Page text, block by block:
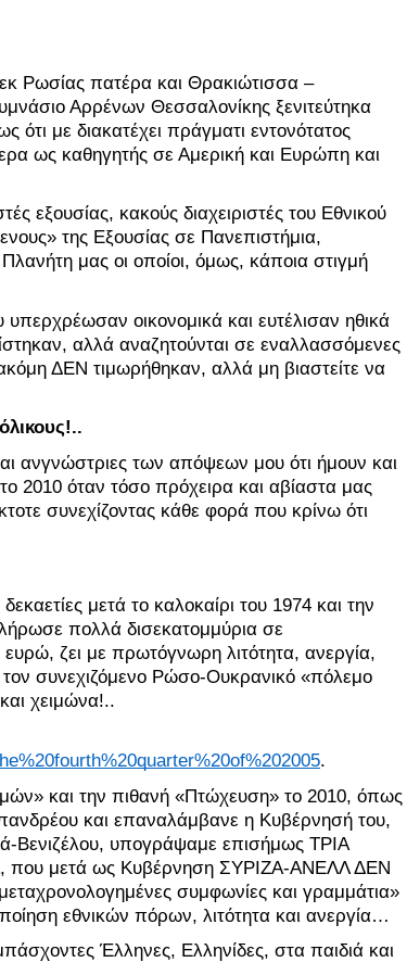
Ρωσίας πατέρα και Θρακιώτισσα –
Αρρένων Θεσσαλονίκης ξενιτεύτηκα
με διακατέχει πράγματι εντονότατος
ως καθηγητής σε Αμερική και Ευρώπη και
εξουσίας, κακούς διαχειριστές του Εθνικού
της Εξουσίας σε Πανεπιστήμια,
μας οι οποίοι, όμως, κάποια στιγμή
οικονομικά και ευτέλισαν ηθικά
αλλά αναζητούνται σε εναλλασσόμενες
ΔΕΝ τιμωρήθηκαν, αλλά μη βιαστείτε να
ανγνώστριες των απόψεων μου ότι ήμουν και
2010 όταν τόσο πρόχειρα και αβίαστα μας
συνεχίζοντας κάθε φορά που κρίνω ότι
μετά το καλοκαίρι του 1974 και την
πολλά δισεκατομμύρια σε
ευρώ, ζει με πρωτόγνωρη λιτότητα, ανεργία,
τον συνεχιζόμενο Ρώσο-Ουκρανικό «πόλεμο
χειμώνα!..
.
και την πιθανή «Πτώχευση» το 2010, όπως
και επαναλάμβανε η Κυβέρνησή του,
Βενιζέλου, υπογράψαμε επισήμως ΤΡΙΑ
που μετά ως Κυβέρνηση ΣΥΡΙΖΑ-ΑΝΕΛΛ ΔΕΝ
συμφωνίες και γραμμάτια»
εθνικών πόρων, λιτότητα και ανεργία…
Έλληνες, Ελληνίδες, στα παιδιά και